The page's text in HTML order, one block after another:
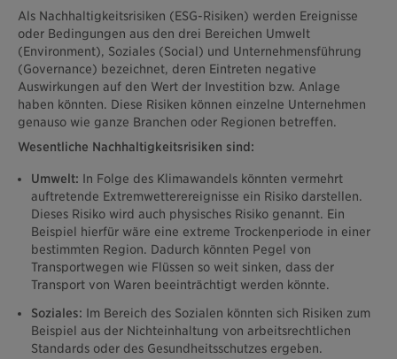
Als Nachhaltigkeitsrisiken (ESG-Risiken) werden Ereignisse
oder Bedingungen aus den drei Bereichen Umwelt
(Environment), Soziales (Social) und Unternehmensführung
(Governance) bezeichnet, deren Eintreten negative
Auswirkungen auf den Wert der Investition bzw. Anlage
haben könnten. Diese Risiken können einzelne Unternehmen
genauso wie ganze Branchen oder Regionen betreffen.
Wesentliche Nachhaltigkeitsrisiken sind:
Umwelt: In Folge des Klimawandels könnten vermehrt
auftretende Extremwetterereignisse ein Risiko darstellen.
Dieses Risiko wird auch physisches Risiko genannt. Ein
Beispiel hierfür wäre eine extreme Trockenperiode in einer
bestimmten Region. Dadurch könnten Pegel von
Transportwegen wie Flüssen so weit sinken, dass der
Transport von Waren beeinträchtigt werden könnte.
Soziales: Im Bereich des Sozialen könnten sich Risiken zum
Beispiel aus der Nichteinhaltung von arbeitsrechtlichen
Standards oder des Gesundheitsschutzes ergeben.